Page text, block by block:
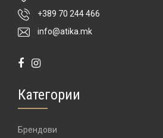
+389 70 244 466
info@atika.mk
Категории
Брендови